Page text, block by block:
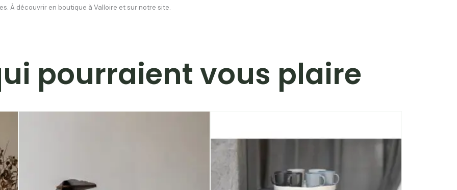
À découvrir en boutique à Valloire et sur notre site.
pourraient vous plaire